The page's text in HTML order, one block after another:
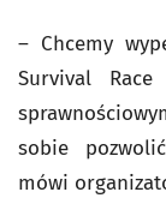
– Chcemy
Survival
sobie
mówi